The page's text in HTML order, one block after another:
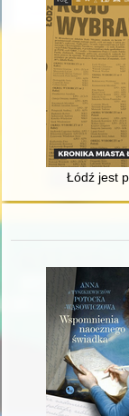
Łódź jest